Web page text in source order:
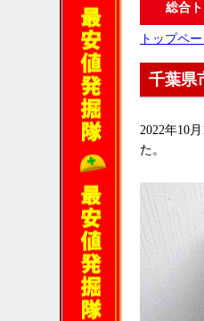
総合
トップペ
千葉県
2022年10
た。